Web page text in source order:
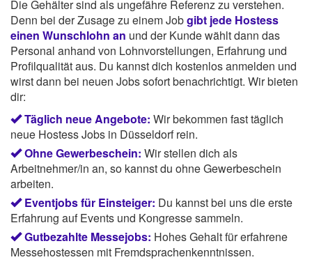
Die Gehälter sind als ungefähre Referenz zu verstehen.
Denn bei der Zusage zu einem Jobgibt jede Hostess
einen Wunschlohn an und der Kunde wählt dann das
Personal anhand von Lohnvorstellungen, Erfahrung und
Profilqualität aus. Du kannst dich kostenlos anmelden und
wirst dann bei neuen Jobs sofort benachrichtigt. Wir bieten
dir:
Täglich neue Angebote: Wir bekommen fast täglich
neue Hostess Jobs in Düsseldorf rein.
Ohne Gewerbeschein: Wir stellen dich als
Arbeitnehmer/in an, so kannst du ohne Gewerbeschein
arbeiten.
Eventjobs für Einsteiger: Du kannst bei uns die erste
Erfahrung auf Events und Kongresse sammeln.
Gutbezahlte Messejobs: Hohes Gehalt für erfahrene
Messehostessen mit Fremdsprachenkenntnissen.